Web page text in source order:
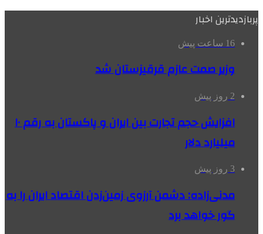
پربازدیدترین اخبار
16 ساعت پیش
وزیر صمت عازم قرقیزستان شد
2 روز پیش
افزایش حجم تجارت بین ایران و پاکستان به رقم ۱۰
میلیارد دلار
3 روز پیش
مدنی‌زاده: دشمن آرزوی زمین‌زدن اقتصاد ایران را به
گور خواهد برد